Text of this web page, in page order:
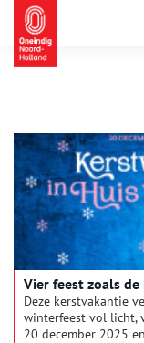
Vier feest zoals
Deze kerstvakantie
winterfeest vol licht,
20 december 2025